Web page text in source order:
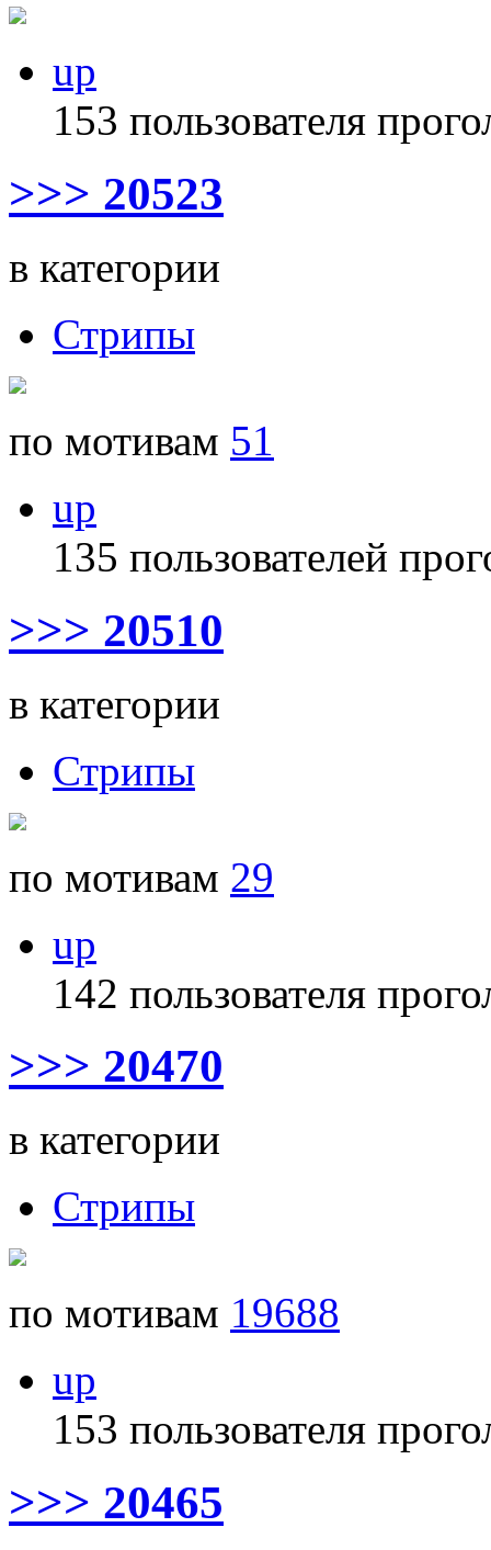
up
153 пользователя
>>> 20523
в категории
Стрипы
по мотивам 51
up
135 пользователей
>>> 20510
в категории
Стрипы
по мотивам 29
up
142 пользователя
>>> 20470
в категории
Стрипы
по мотивам 19688
up
153 пользователя
>>> 20465